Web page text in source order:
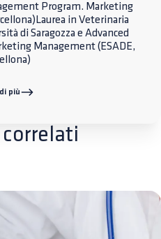
Program. Marketing
in Veterinaria
di Saragozza e Advanced
Management (ESADE,
più